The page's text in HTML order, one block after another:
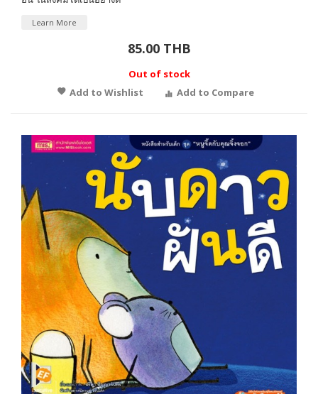
Learn More
85.00 THB
Out of stock
Add to Wishlist
Add to Compare